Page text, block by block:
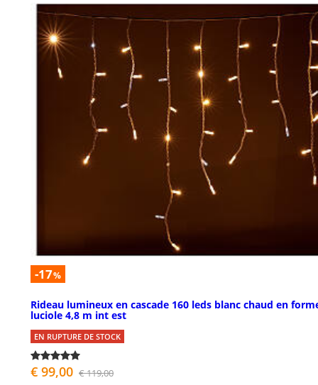
-17%
Rideau lumineux en cascade 160 leds blanc chaud en
luciole 4,8 m int est
EN RUPTURE DE STOCK
€ 99,00 € 119,00